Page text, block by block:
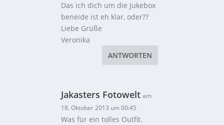
Das ich dich um die Jukebox
beneide ist eh klar, oder??
Liebe Grüße
Veronika
ANTWORTEN
Jakasters Fotowelt am
18. Oktober 2013 um 00:45
Was für ein tolles Outfit.